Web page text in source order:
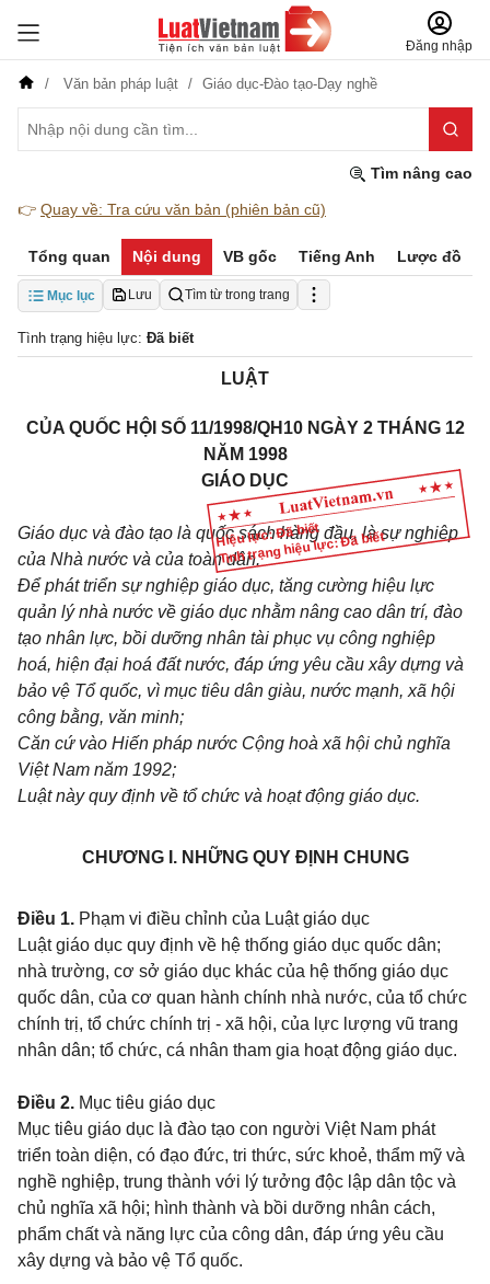
Đăng nhập
Văn bản pháp luật Giáo dục-Đào tạo-Dạy nghề
Tìm nâng cao
👉 Quay về: Tra cứu văn bản (phiên bản cũ)
Tổng quan Nội dung VB gốc Tiếng Anh Lược đồ
Mục lục Lưu Tìm từ trong trang
Tình trạng hiệu lực: Đã biết
Hiệu lực: Đã biết
Tình trạng hiệu lực: Đã biết
LUẬT
CỦA QUỐC HỘI SỐ 11/1998/QH10 NGÀY 2 THÁNG 12
NĂM 1998
GIÁO DỤC
Giáo dục và đào tạo là quốc sách hàng đầu, là sự nghiệp
của Nhà nước và của toàn dân.
Để phát triển sự nghiệp giáo dục, tăng cường hiệu lực
quản lý nhà nước về giáo dục nhằm nâng cao dân trí, đào
tạo nhân lực, bồi dưỡng nhân tài phục vụ công nghiệp
hoá, hiện đại hoá đất nước, đáp ứng yêu cầu xây dựng và
bảo vệ Tổ quốc, vì mục tiêu dân giàu, nước mạnh, xã hội
công bằng, văn minh;
Căn cứ vào Hiến pháp nước Cộng hoà xã hội chủ nghĩa
Việt Nam năm 1992;
Luật này quy định về tổ chức và hoạt động giáo dục.
CHƯƠNG I. NHỮNG QUY ĐỊNH CHUNG
Điều 1. Phạm vi điều chỉnh của Luật giáo dục
Luật giáo dục quy định về hệ thống giáo dục quốc dân;
nhà trường, cơ sở giáo dục khác của hệ thống giáo dục
quốc dân, của cơ quan hành chính nhà nước, của tổ chức
chính trị, tổ chức chính trị - xã hội, của lực lượng vũ trang
nhân dân; tổ chức, cá nhân tham gia hoạt động giáo dục.
Điều 2. Mục tiêu giáo dục
Mục tiêu giáo dục là đào tạo con người Việt Nam phát
triển toàn diện, có đạo đức, tri thức, sức khoẻ, thẩm mỹ và
nghề nghiệp, trung thành với lý tưởng độc lập dân tộc và
chủ nghĩa xã hội; hình thành và bồi dưỡng nhân cách,
phẩm chất và năng lực của công dân, đáp ứng yêu cầu
xây dựng và bảo vệ Tổ quốc.